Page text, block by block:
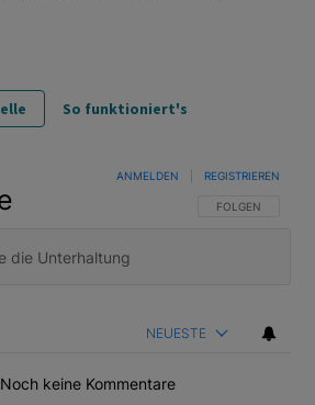
So funktioniert's
FOLGE DIESER
FOLGEN
ANMELDEN REGISTRIEREN
NEUESTE
Noch keine Kommentare